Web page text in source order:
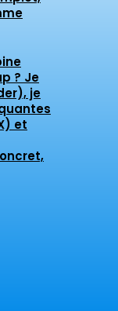
? Je
je
et